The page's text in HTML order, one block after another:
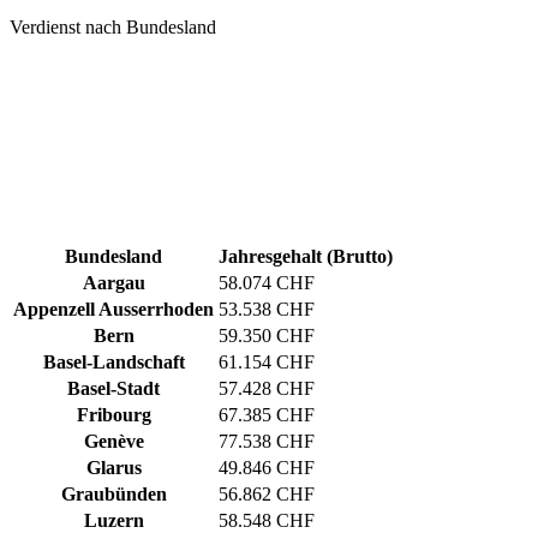
Verdienst nach Bundesland
Bundesland
Jahresgehalt (Brutto)
Aargau
58.074 CHF
Appenzell Ausserrhoden 53.538 CHF
Bern
59.350 CHF
Basel-Landschaft
61.154 CHF
Basel-Stadt
57.428 CHF
Fribourg
67.385 CHF
Genève
77.538 CHF
Glarus
49.846 CHF
Graubünden
56.862 CHF
Luzern
58.548 CHF